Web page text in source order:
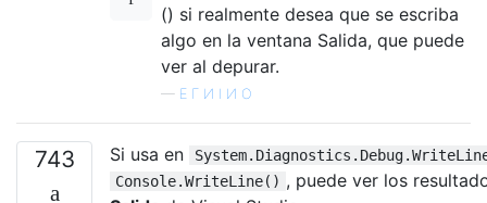
() si realmente desea que se escriba
algo en la ventana Salida, que puede
ver al depurar.
— Ε Г И І И О
743 Si usa en
Console.WriteLine() , puede ver los